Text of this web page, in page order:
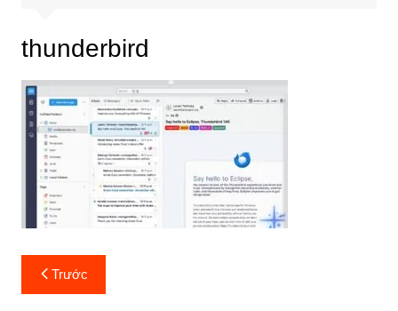
thunderbird
Điều
hướng
Trước